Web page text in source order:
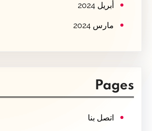
أبريل 2024
مارس 2024
Pages
اتصل بنا